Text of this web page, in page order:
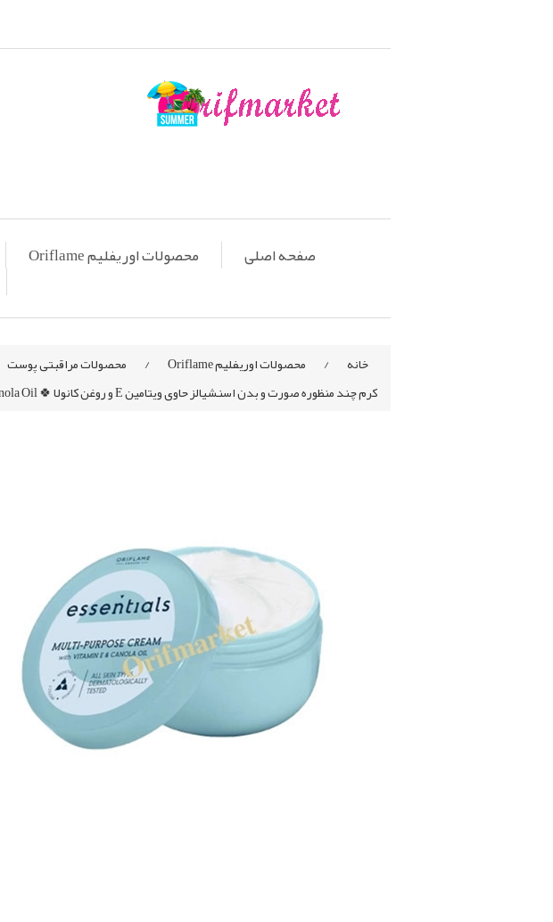
صفحه اصلی محصولات اوریفلیم Oriflame
خانه / محصولات اوریفلیم Oriflame / محصولات مراقبتی پوست
کرم چند منظوره صورت و بدن اسنشیالز حاوی ویتامین E و روغن کانولا 🍀 Essentials Multi-Purpose Cream with Vitamin E & Canola Oil